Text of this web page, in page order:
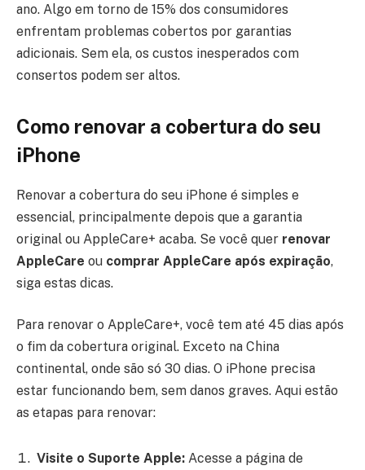
ano. Algo em torno de 15% dos consumidores
enfrentam problemas cobertos por garantias
adicionais. Sem ela, os custos inesperados com
consertos podem ser altos.
Como renovar a cobertura do seu
iPhone
Renovar a cobertura do seu iPhone é simples e
essencial, principalmente depois que a garantia
original ou AppleCare+ acaba. Se você quer renovar
AppleCare ou comprar AppleCare após expiração,
siga estas dicas.
Para renovar o AppleCare+, você tem até 45 dias após
o fim da cobertura original. Exceto na China
continental, onde são só 30 dias. O iPhone precisa
estar funcionando bem, sem danos graves. Aqui estão
as etapas para renovar:
Visite o Suporte Apple: Acesse a página de